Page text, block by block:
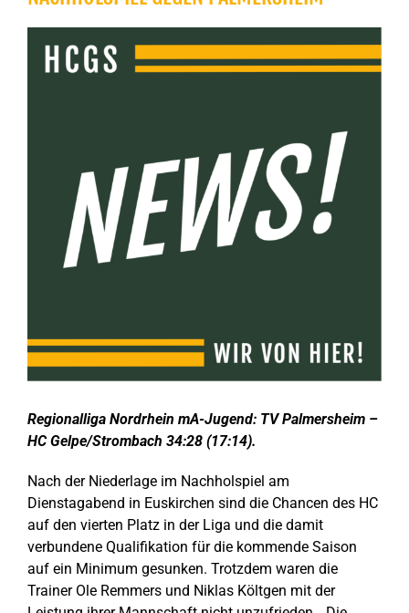
grösseres
Regionalliga Nordrhein mA-Jugend: TV Palmersheim –
HC Gelpe/Strombach 34:28 (17:14).
Nach der Niederlage im Nachholspiel am
Dienstagabend in Euskirchen sind die Chancen des HC
auf den vierten Platz in der Liga und die damit
verbundene Qualifikation für die kommende Saison
auf ein Minimum gesunken. Trotzdem waren die
Trainer Ole Remmers und Niklas Költgen mit der